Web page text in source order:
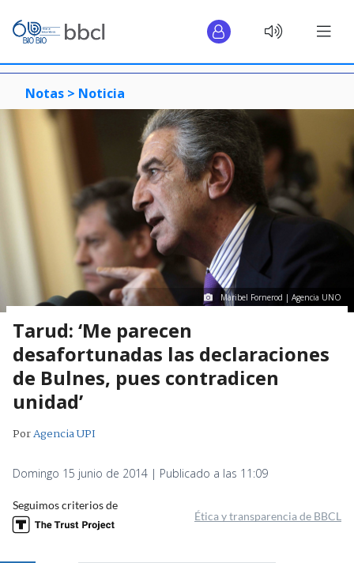
Notas > Noticia
Maribel Fornerod | Agencia UNO
Tarud: ‘Me parecen
desafortunadas las declaraciones
de Bulnes, pues contradicen
unidad’
PorAgencia UPI
Domingo 15 junio de 2014 | Publicado a las 11:09
Seguimos criterios de
Ética y transparencia de BBCL